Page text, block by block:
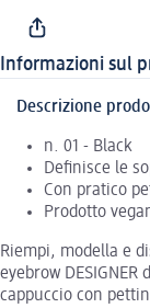
Informazioni sul
Descrizione
n. 01 - Black
Definisce le
Con pratico
Prodotto
Riempi, modella e
eyebrow
cappuccio con